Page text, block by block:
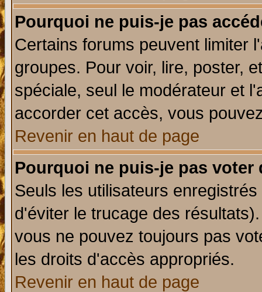
Pourquoi ne puis-je pas
Certains forums peuvent limiter
groupes. Pour voir, lire, poster,
spéciale, seul le modérateur et
accorder cet accès, vous
Revenir en haut de page
Pourquoi ne puis-je pas voter
Seuls les utilisateurs
d'éviter le trucage des
vous ne pouvez toujours pas
les droits d'accès appropriés.
Revenir en haut de page